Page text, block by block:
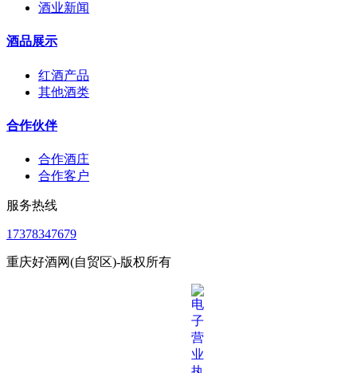
酒业新闻
酒品展示
红酒产品
其他酒类
合作伙伴
合作酒庄
合作客户
服务热线
17378347679
重庆好酒网(自贸区)-版权所有